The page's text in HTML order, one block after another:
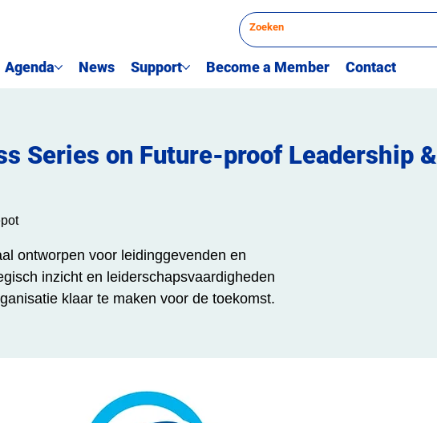
Agenda News Support Become a Member Contact
Series on Future-proof Leadership &
ontworpen voor leidinggevenden en
inzicht en leiderschapsvaardigheden
klaar te maken voor de toekomst.